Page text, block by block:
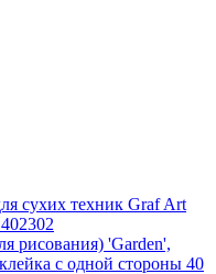
сухих техник Graf Art
рисования) 'Garden',
с одной стороны 40